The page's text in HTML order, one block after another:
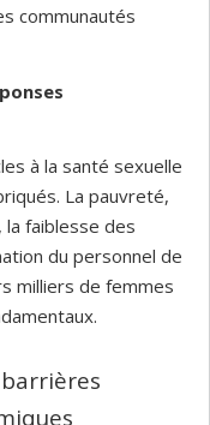
communautés
à la santé sexuelle
La pauvreté,
la faiblesse des
du personnel de
milliers de femmes